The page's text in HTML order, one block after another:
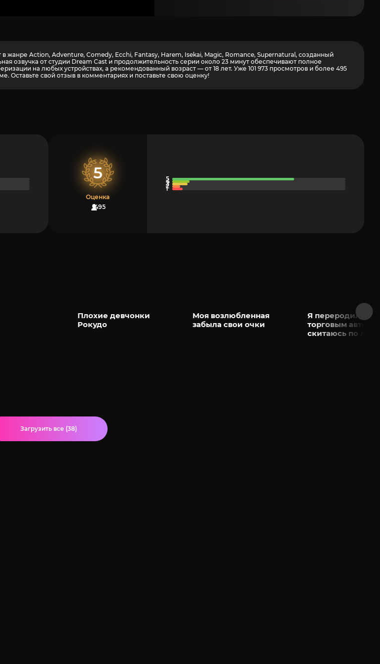
Action, Adventure, Comedy, Ecchi, Fantasy, Harem, Isekai, Magic, Romance, Supernatural, созданный
озвучка от студии Dream Cast и продолжительность серии около 23 минут обеспечивают полное
на любых устройствах, а рекомендованный возраст — от 18 лет. Уже 101 973 просмотров и более 495
Оставьте свой отзыв в комментариях и поставьте свою оценку!
5
Оценка
495
Плохие девчонки
Рокудо
Моя возлюбленная
забыла свои очки
Я переродился
торговым
скитаюсь по
Загрузить все (38)